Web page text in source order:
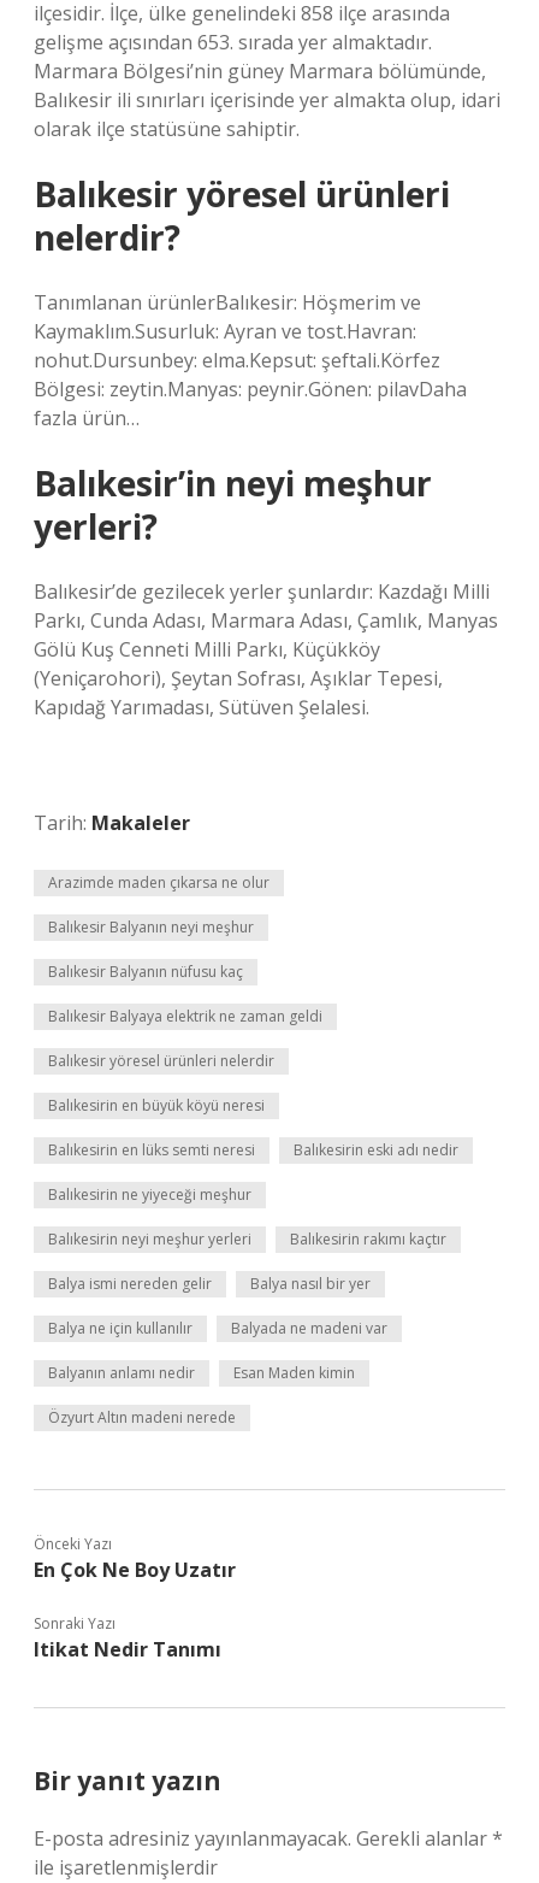
ilçesidir. İlçe, ülke genelindeki 858 ilçe arasında
gelişme açısından 653. sırada yer almaktadır.
Marmara Bölgesi’nin güney Marmara bölümünde,
Balıkesir ili sınırları içerisinde yer almakta olup, idari
olarak ilçe statüsüne sahiptir.
Balıkesir yöresel ürünleri
nelerdir?
Tanımlanan ürünlerBalıkesir: Höşmerim ve
Kaymaklım.Susurluk: Ayran ve tost.Havran:
nohut.Dursunbey: elma.Kepsut: şeftali.Körfez
Bölgesi: zeytin.Manyas: peynir.Gönen: pilavDaha
fazla ürün…
Balıkesir’in neyi meşhur
yerleri?
Balıkesir’de gezilecek yerler şunlardır: Kazdağı Milli
Parkı, Cunda Adası, Marmara Adası, Çamlık, Manyas
Gölü Kuş Cenneti Milli Parkı, Küçükköy
(Yeniçarohori), Şeytan Sofrası, Aşıklar Tepesi,
Kapıdağ Yarımadası, Sütüven Şelalesi.
Tarih: Makaleler
Arazimde maden çıkarsa ne olur
Balıkesir Balyanın neyi meşhur
Balıkesir Balyanın nüfusu kaç
Balıkesir Balyaya elektrik ne zaman geldi
Balıkesir yöresel ürünleri nelerdir
Balıkesirin en büyük köyü neresi
Balıkesirin en lüks semti neresi Balıkesirin eski adı nedir
Balıkesirin ne yiyeceği meşhur
Balıkesirin neyi meşhur yerleri Balıkesirin rakımı kaçtır
Balya ismi nereden gelir Balya nasıl bir yer
Balya ne için kullanılır Balyada ne madeni var
Balyanın anlamı nedir Esan Maden kimin
Özyurt Altın madeni nerede
Önceki Yazı
En Çok Ne Boy Uzatır
Sonraki Yazı
Itikat Nedir Tanımı
Bir yanıt yazın
E-posta adresiniz yayınlanmayacak. Gerekli alanlar*
ile işaretlenmişlerdir